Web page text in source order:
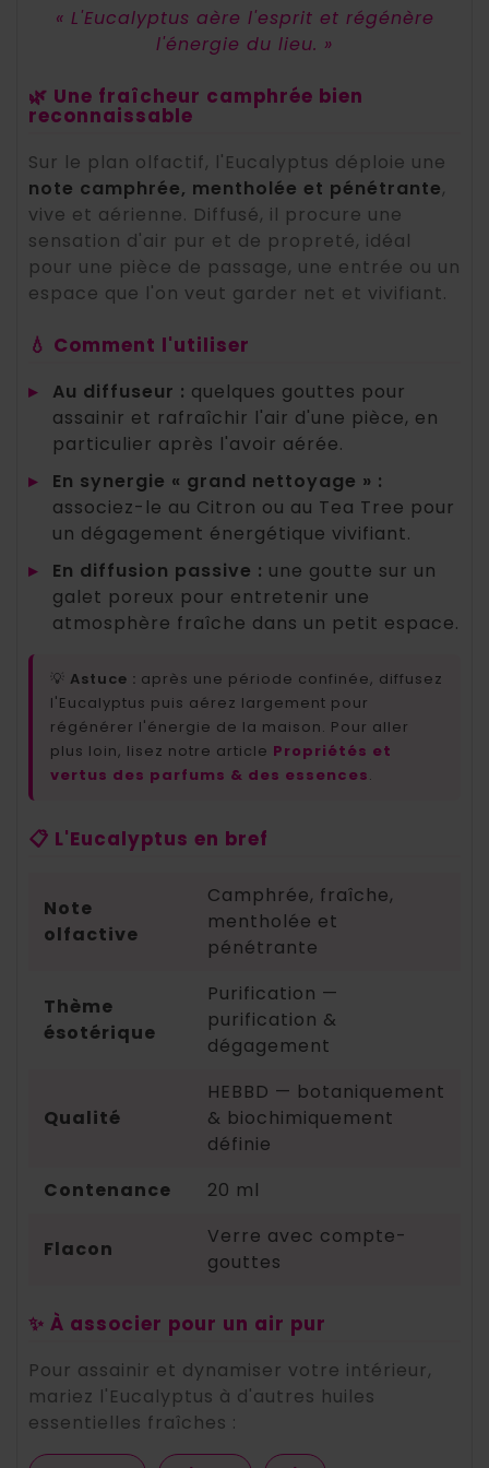
« L'Eucalyptus aère l'esprit et régénère
l'énergie du lieu. »
🌿 Une fraîcheur camphrée bien
reconnaissable
Sur le plan olfactif, l'Eucalyptus déploie une
note camphrée, mentholée et pénétrante,
vive et aérienne. Diffusé, il procure une
sensation d'air pur et de propreté, idéal
pour une pièce de passage, une entrée ou un
espace que l'on veut garder net et vivifiant.
💧 Comment l'utiliser
▸ Au diffuseur : quelques gouttes pour
assainir et rafraîchir l'air d'une pièce, en
particulier après l'avoir aérée.
▸
En synergie « grand nettoyage » :
associez-le au Citron ou au Tea Tree pour
un dégagement énergétique vivifiant.
▸
En diffusion passive : une goutte sur un
galet poreux pour entretenir une
atmosphère fraîche dans un petit espace.
💡 Astuce : après une période confinée, diffusez
l'Eucalyptus puis aérez largement pour
régénérer l'énergie de la maison. Pour aller
plus loin, lisez notre article Propriétés et
vertus des parfums & des essences.
📋 L'Eucalyptus en bref
Note
olfactive
Camphrée, fraîche,
mentholée et
pénétrante
Thème
ésotérique
Purification —
purification &
dégagement
Qualité
HEBBD — botaniquement
& biochimiquement
définie
Contenance
20 ml
Flacon
Verre avec compte-
gouttes
✨ À associer pour un air pur
Pour assainir et dynamiser votre intérieur,
mariez l'Eucalyptus à d'autres huiles
essentielles fraîches :